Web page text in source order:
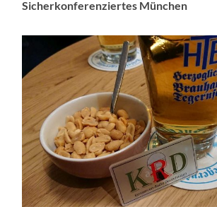
Sicherkonferenziertes München